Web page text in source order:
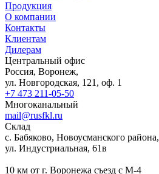
Продукция
О компании
Контакты
Клиентам
Дилерам
Центральный офис
Россия, Воронеж,
ул. Новгородская, 121, оф. 1
+7 473 211-05-50
Многоканальный
mail@rusfkl.ru
Склад
с. Бабяково, Новоусманского района,
ул. Индустриальная, 61в
10 км от г. Воронежа съезд с М-4